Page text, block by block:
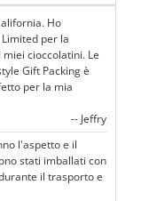
Ho
per la
cioccolatini. Le
Gift Packing è
per la mia
-- Jeffry
l'aspetto e il
stati imballati con
il trasporto e